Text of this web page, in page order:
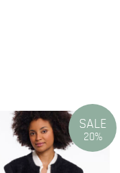
SALE
20%